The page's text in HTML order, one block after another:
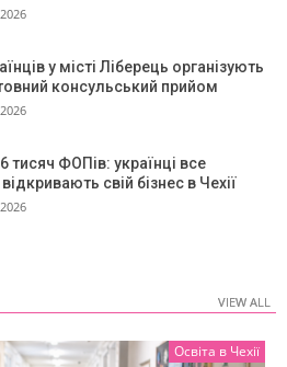
у місті Ліберець організують
консульський прийом
тисяч ФОПів: українці все
свій бізнес в Чехії
VIEW ALL
Освіта в Чехії
VIEW ALL